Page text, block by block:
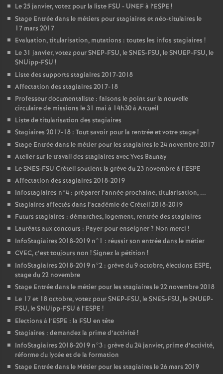
Le 25 janvier, votez pour la liste FSU - UNEFà l’ESPE !
Stage Entrée dans le métiers pour stagiaires et néo-titulaires le
17 mars 2017
Evaluation, titularisation, mutations : toutes les infos stagiaires !
Le 31 janvier, votez pourSNEP-FSU, leSNES-FSU, leSNUEP-FSU, le
SNUipp-FSU !
Liste des supports stagiaires 2017-2018
Affectation des stagiaires 2017-18
Professeur documentaliste : faisons le point sur la nouvelle
circulaire de missions le 31 mai à 14h30 à Arcueil
Liste de titularisation des stagiaires
Stagiaires 2017-18 : Tout savoir pour la rentrée et votre stage!
Stage Entrée dans le métier pour les stagiaires le 24 novembre 2017
Atelier sur le travail des stagiaires avec Yves Baunay
LeSNES-FSU Créteil soutient la grève du 23 novembre à l’ESPE
Affectation des stagiaires 2018-2019
Infostagiaires n°4 : préparer l’année prochaine, titularisation, ...
Stagiaires affectés dans l’académie de Créteil 2018-2019
Futurs stagiaires : démarches, logement, rentrée des stagiaires
Lauréats aux concours : Payer pour enseigner? Non merci !
InfoStagiaires 2018-2019 n°1 : réussir son entrée dans le métier
CVEC, c’est toujours non ! Signez la pétition !
InfoStagiaires 2018-2019 n°2 : grève du 9 octobre, élections ESPE,
stage du 22 novembre
Stage Entrée dans le métier pour les stagiaires le 22 novembre 2018
Le 17 et 18 octobre, votez pourSNEP-FSU, leSNES-FSU, leSNUEP-
FSU, le SNUipp-FSU à l’ESPE !
Elections à l’ESPE : la FSU en tête
Stagiaires : demandez la prime d’activité!
InfoStagiaires 2018-2019 n°3 : grève du 24 janvier, prime d’activité,
réforme du lycée et de la formation
Stage Entrée dans le Métier pour les stagiaires le 26 mars 2019